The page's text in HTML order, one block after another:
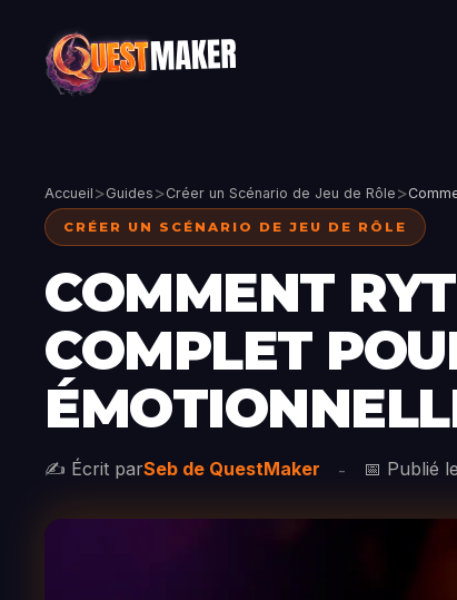
Accueil >Guides >Créer un Scénario de Jeu de Rôle >
CRÉER UN SCÉNARIO DE JEU DE RÔLE
COMMENT
COMPLET
✍️ Écrit parSeb de QuestMaker - 📅 Publié le